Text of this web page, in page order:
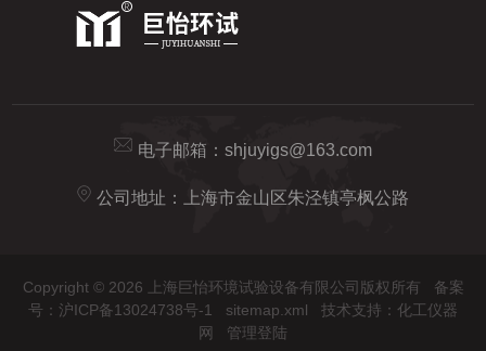
电子邮箱： shjuyigs@163.com
公司地址：上海市金山区朱泾镇亭枫公路
Copyright © 2026 上海巨怡环境试验设备有限公司版权所有 备案
号：沪ICP备13024738号-1
sitemap.xml 技术支持： 化工仪器
网
管理登陆